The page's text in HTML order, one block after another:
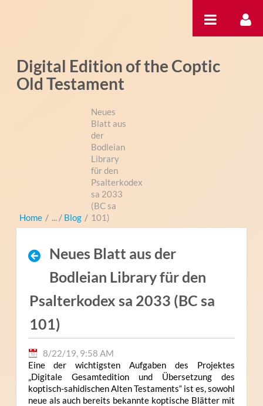
Digital Edition of the Coptic
Old Testament
Home / Blog /
Neues
Blatt aus
der
Bodleian
Library
für den
Psalterkodex
sa 2033
(BC sa
101)
Neues Blatt aus der
Bodleian Library für den
Psalterkodex sa 2033 (BC sa
101)
8/22/19, 9:58 AM
Eine der wichtigsten Aufgaben des Projektes
„Digitale Gesamtedition und Übersetzung des
koptisch-sahidischen Alten Testaments“ ist es, sowohl
neue als auch bereits bekannte koptische Blätter mit